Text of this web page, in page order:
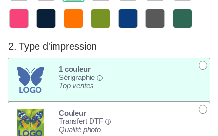
2. Type d'impression
1 couleur
Sérigraphie
i
Top ventes
Couleur
Transfert DTF
i
Qualité photo